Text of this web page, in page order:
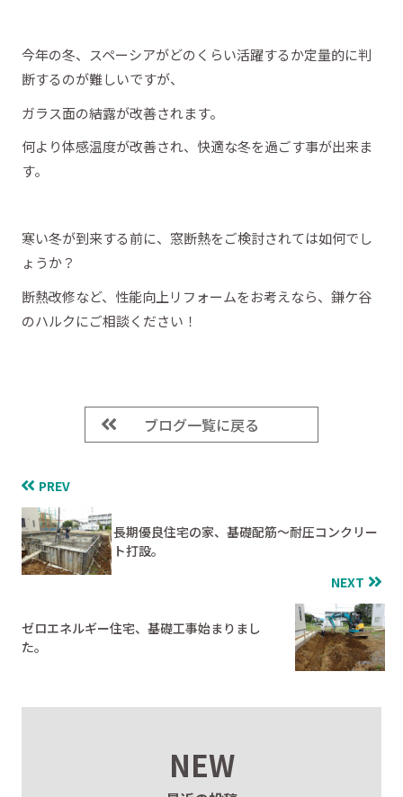
今年の冬、スペーシアがどのくらい活躍するか定量的に判
断するのが難しいですが、
ガラス面の結露が改善されます。
何より体感温度が改善され、快適な冬を過ごす事が出来ま
す。
寒い冬が到来する前に、窓断熱をご検討されては如何でし
ょうか？
断熱改修など、性能向上リフォームをお考えなら、鎌ケ谷
のハルクにご相談ください！
ブログ一覧に戻る
PREV
長期優良住宅の家、基礎配筋～耐圧コンクリー
ト打設。
NEXT
ゼロエネルギー住宅、基礎工事始まりまし
た。
NEW